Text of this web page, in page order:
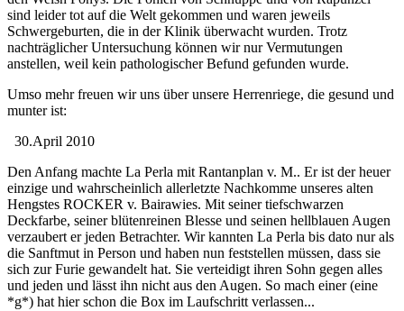
sind leider tot auf die Welt gekommen und waren jeweils
Schwergeburten, die in der Klinik überwacht wurden. Trotz
nachträglicher Untersuchung können wir nur Vermutungen
anstellen, weil kein pathologischer Befund gefunden wurde.
Umso mehr freuen wir uns über unsere Herrenriege, die gesund und
munter ist:
30.April 2010
Den Anfang machte La Perla mit Rantanplan v. M.. Er ist der heuer
einzige und wahrscheinlich allerletzte Nachkomme unseres alten
Hengstes ROCKER v. Bairawies. Mit seiner tiefschwarzen
Deckfarbe, seiner blütenreinen Blesse und seinen hellblauen Augen
verzaubert er jeden Betrachter. Wir kannten La Perla bis dato nur als
die Sanftmut in Person und haben nun feststellen müssen, dass sie
sich zur Furie gewandelt hat. Sie verteidigt ihren Sohn gegen alles
und jeden und lässt ihn nicht aus den Augen. So mach einer (eine
*g*) hat hier schon die Box im Laufschritt verlassen...